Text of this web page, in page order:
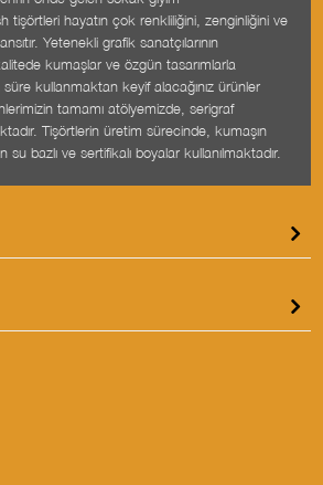
tişörtleri hayatın çok renkliliğini, zenginliğini ve
Yetenekli grafik sanatçılarının
kumaşlar ve özgün tasarımlarla
kullanmaktan keyif alacağınız ürünler
tamamı atölyemizde, serigraf
Tişörtlerin üretim sürecinde, kumaşın
su bazlı ve sertifikalı boyalar kullanılmaktadır.